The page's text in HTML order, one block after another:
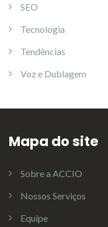
SEO
Tecnologia
Tendências
Voz e Dublagem
Mapa do site
Sobre a ACCIO
Nossos Serviços
Equipe